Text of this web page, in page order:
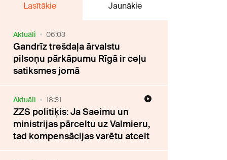
Lasītākie Jaunākie
Aktuāli 06:03
Gandrīz trešdaļa ārvalstu
pilsoņu pārkāpumu Rīgā ir ceļu
satiksmes jomā
Aktuāli 18:31
ZZS politiķis: Ja Saeimu un
ministrijas pārceltu uz Valmieru,
tad kompensācijas varētu atcelt